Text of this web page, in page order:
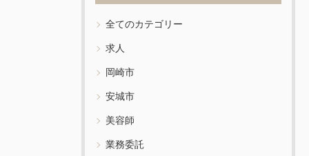
全てのカテゴリー
求人
岡崎市
安城市
美容師
業務委託